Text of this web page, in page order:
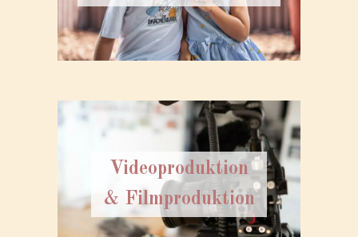
Videoproduktion
& Filmproduktion